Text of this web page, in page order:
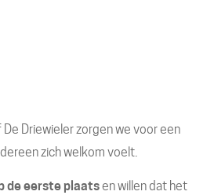
Driewieler zorgen we voor een
zich welkom voelt.
de eerste plaatsen willen dat het